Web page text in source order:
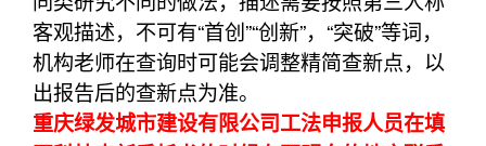
客观描述，不可有“首创”“创新”，“突破”等词，
机构老师在查询时可能会调整精简查新点，以
出报告后的查新点为准。
重庆绿发城市建设有限公司工法申报人员在填